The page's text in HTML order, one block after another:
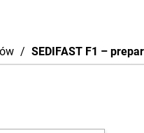
/ SEDIFAST F1 –